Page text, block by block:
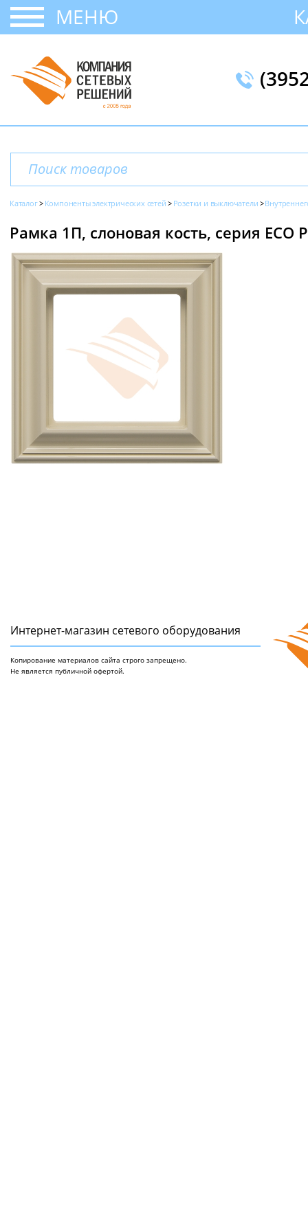
МЕНЮ
Каталог Компоненты электрических сетей Розетки и выключатели
Рамка 1П, слоновая кость, серия ECO
Интернет-магазин сетeвого оборудования
Копирование материалов сайта строго запрещено.
Не является публичной офертой.